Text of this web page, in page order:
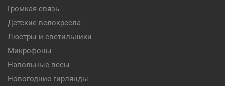
Громкая связь
Детские велокресла
Люстры и светильники
Микрофоны
Напольные весы
Новогодние гирлянды